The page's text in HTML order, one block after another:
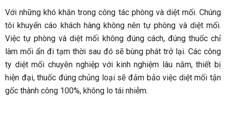
Với những khó khăn trong công tác phòng và diệt mối. Chúng
tôi khuyến cáo khách hàng không nên tự phòng và diệt mối.
Việc tự phòng và diệt mối không đúng cách, đúng thuốc chỉ
làm mối ẩn đi tạm thời sau đó sẽ bùng phát trở lại. Các công
ty diệt mối chuyên nghiệp với kinh nghiệm lâu năm, thiết bị
hiện đại, thuốc đúng chủng loại sẽ đảm bảo việc diệt mối tận
gốc thành công 100%, không lo tái nhiễm.